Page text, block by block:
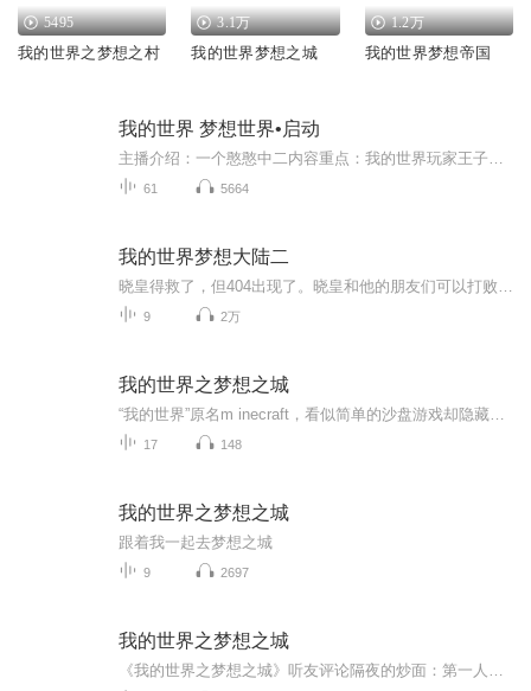
5495
我的世界之梦想之村
3.1万
我的世界梦想之城
1.2万
我的世界梦想帝国
我的世界 梦想世界•启动
61 5664
我的世界梦想大陆二
9 2万
我的世界之梦想之城
17 148
我的世界之梦想之城
跟着我一起去梦想之城
9 2697
我的世界之梦想之城